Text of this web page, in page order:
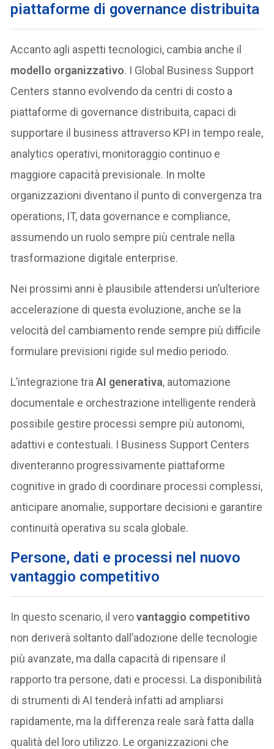
piattaforme di governance distribuita
Accanto agli aspetti tecnologici, cambia anche il
modello organizzativo. I Global Business Support
Centers stanno evolvendo da centri di costo a
piattaforme di governance distribuita, capaci di
supportare il business attraverso KPI in tempo reale,
analytics operativi, monitoraggio continuo e
maggiore capacità previsionale. In molte
organizzazioni diventano il punto di convergenza tra
operations, IT, data governance e compliance,
assumendo un ruolo sempre più centrale nella
trasformazione digitale enterprise.
Nei prossimi anni è plausibile attendersi un’ulteriore
accelerazione di questa evoluzione, anche se la
velocità del cambiamento rende sempre più difficile
formulare previsioni rigide sul medio periodo.
L’integrazione traAI generativa, automazione
documentale e orchestrazione intelligente renderà
possibile gestire processi sempre più autonomi,
adattivi e contestuali. I Business Support Centers
diventeranno progressivamente piattaforme
cognitive in grado di coordinare processi complessi,
anticipare anomalie, supportare decisioni e garantire
continuità operativa su scala globale.
Persone, dati e processi nel nuovo
vantaggio competitivo
In questo scenario, il verovantaggio competitivo
non deriverà soltanto dall’adozione delle tecnologie
più avanzate, ma dalla capacità di ripensare il
rapporto tra persone, dati e processi. La disponibilità
di strumenti di AI tenderà infatti ad ampliarsi
rapidamente, ma la differenza reale sarà fatta dalla
qualità del loro utilizzo. Le organizzazioni che